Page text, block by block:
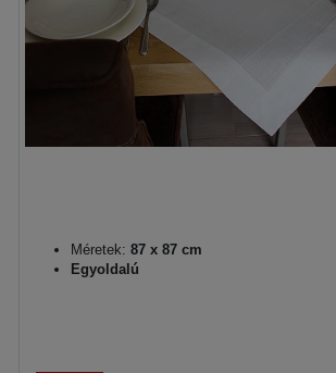
Méretek: 87 x 87 cm
Egyoldalú